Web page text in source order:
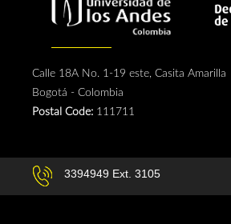
Calle 18A No. 1-19 este, Casita Amarilla
Bogotá - Colombia
Postal Code: 111711
3394949 Ext. 3105